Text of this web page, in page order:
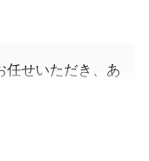
任せいただき、あ